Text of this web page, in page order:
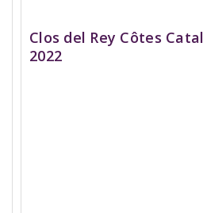
Clos del Rey Côtes
2022